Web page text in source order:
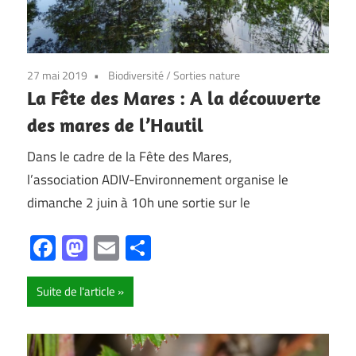
27 mai 2019 Biodiversité/Sorties nature
La Fête des Mares : A la découverte
des mares de l’Hautil
Dans le cadre de la Fête des Mares,
l’association ADIV-Environnement organise le
dimanche 2 juin à 10h une sortie sur le
Facebook
Mastodon
Email
Suite de l'article